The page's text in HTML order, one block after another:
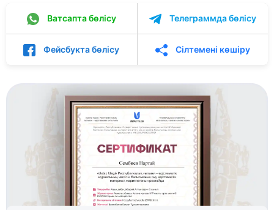
Ватсапта бөлісу Телеграммда бөлісу
Фейсбукта бөлісу Сілтемені көшіру